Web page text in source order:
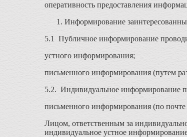
оперативность предоставления
Информирование
5.1 Публичное информирование
устного информирования;
письменного информирования (путем
5.2. Индивидуальное информирование
письменного информирования (по
Лицом, ответственным за
индивидуальное устное